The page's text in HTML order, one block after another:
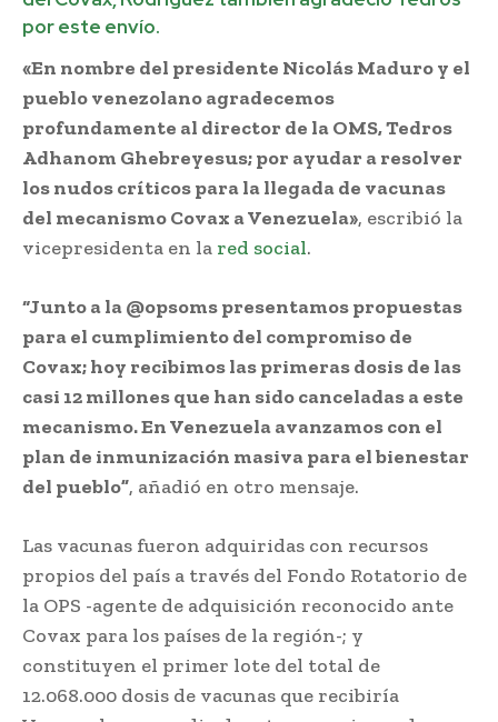
por este envío.
«En nombre del presidente Nicolás Maduro y el
pueblo venezolano agradecemos
profundamente al director de la OMS, Tedros
Adhanom Ghebreyesus; por ayudar a resolver
los nudos críticos para la llegada de vacunas
del mecanismo Covax a Venezuela», escribió la
vicepresidenta en la red social.
“Junto a la @opsoms presentamos propuestas
para el cumplimiento del compromiso de
Covax; hoy recibimos las primeras dosis de las
casi 12 millones que han sido canceladas a este
mecanismo. En Venezuela avanzamos con el
plan de inmunización masiva para el bienestar
del pueblo”, añadió en otro mensaje.
Las vacunas fueron adquiridas con recursos
propios del país a través del Fondo Rotatorio de
la OPS -agente de adquisición reconocido ante
Covax para los países de la región-; y
constituyen el primer lote del total de
12.068.000 dosis de vacunas que recibiría